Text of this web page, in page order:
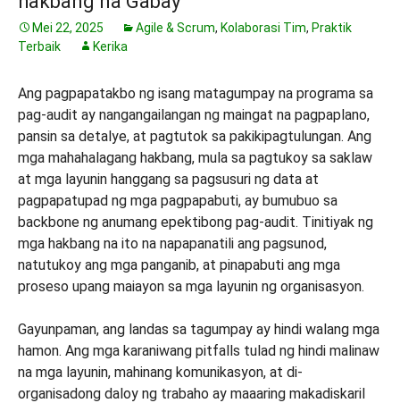
Mei 22, 2025 Agile & Scrum, Kolaborasi Tim, Praktik
Terbaik
Kerika
Ang pagpapatakbo ng isang matagumpay na programa sa
pag-audit ay nangangailangan ng maingat na pagpaplano,
pansin sa detalye, at pagtutok sa pakikipagtulungan. Ang
mga mahahalagang hakbang, mula sa pagtukoy sa saklaw
at mga layunin hanggang sa pagsusuri ng data at
pagpapatupad ng mga pagpapabuti, ay bumubuo sa
backbone ng anumang epektibong pag-audit. Tinitiyak ng
mga hakbang na ito na napapanatili ang pagsunod,
natutukoy ang mga panganib, at pinapabuti ang mga
proseso upang maiayon sa mga layunin ng organisasyon.
Gayunpaman, ang landas sa tagumpay ay hindi walang mga
hamon. Ang mga karaniwang pitfalls tulad ng hindi malinaw
na mga layunin, mahinang komunikasyon, at di-
organisadong daloy ng trabaho ay maaaring makadiskaril